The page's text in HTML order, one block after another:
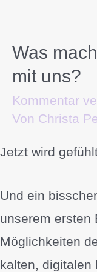
Was
mit uns?
Kommentar
Von Christa
Jetzt wird
Und ein
unserem ersten
Möglichkeiten
kalten, digitalen